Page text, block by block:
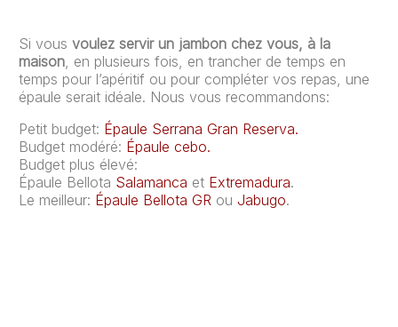
Si vous voulez servir un jambon chez vous, à la
maison , en plusieurs fois, en trancher de temps en
temps pour l’apéritif ou pour compléter vos repas, une
épaule serait idéale. Nous vous recommandons:
Petit budget: Épaule Serrana Gran Reserva.
Budget modéré: Épaule cebo.
Budget plus élevé:
Épaule Bellota Salamanca et Extremadura.
Le meilleur: Épaule Bellota GR ou Jabugo.